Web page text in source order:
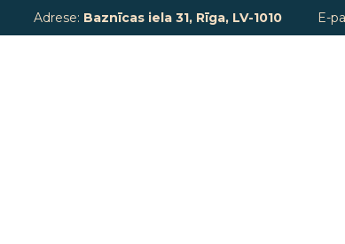
Adrese: Baznīcas iela 31, Rīga, LV-1010 E-